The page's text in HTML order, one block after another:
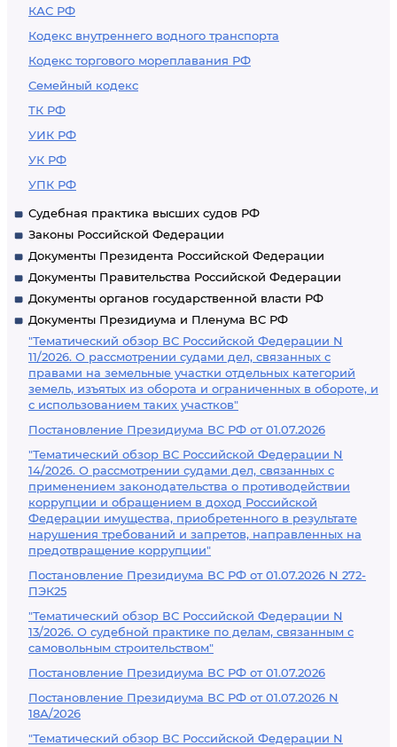
КАС РФ
Кодекс внутреннего водного транспорта
Кодекс торгового мореплавания РФ
Семейный кодекс
ТК РФ
УИК РФ
УК РФ
УПК РФ
Судебная практика высших судов РФ
Законы Российской Федерации
Документы Президента Российской Федерации
Документы Правительства Российской Федерации
Документы органов государственной власти РФ
Документы Президиума и Пленума ВС РФ
"Тематический обзор ВС Российской Федерации N
11/2026. О рассмотрении судами дел, связанных с
правами на земельные участки отдельных категорий
земель, изъятых из оборота и ограниченных в обороте, и
с использованием таких участков"
Постановление Президиума ВС РФ от 01.07.2026
"Тематический обзор ВС Российской Федерации N
14/2026. О рассмотрении судами дел, связанных с
применением законодательства о противодействии
коррупции и обращением в доход Российской
Федерации имущества, приобретенного в результате
нарушения требований и запретов, направленных на
предотвращение коррупции"
Постановление Президиума ВС РФ от 01.07.2026 N 272-
ПЭК25
"Тематический обзор ВС Российской Федерации N
13/2026. О судебной практике по делам, связанным с
самовольным строительством"
Постановление Президиума ВС РФ от 01.07.2026
Постановление Президиума ВС РФ от 01.07.2026 N
18А/2026
"Тематический обзор ВС Российской Федерации N